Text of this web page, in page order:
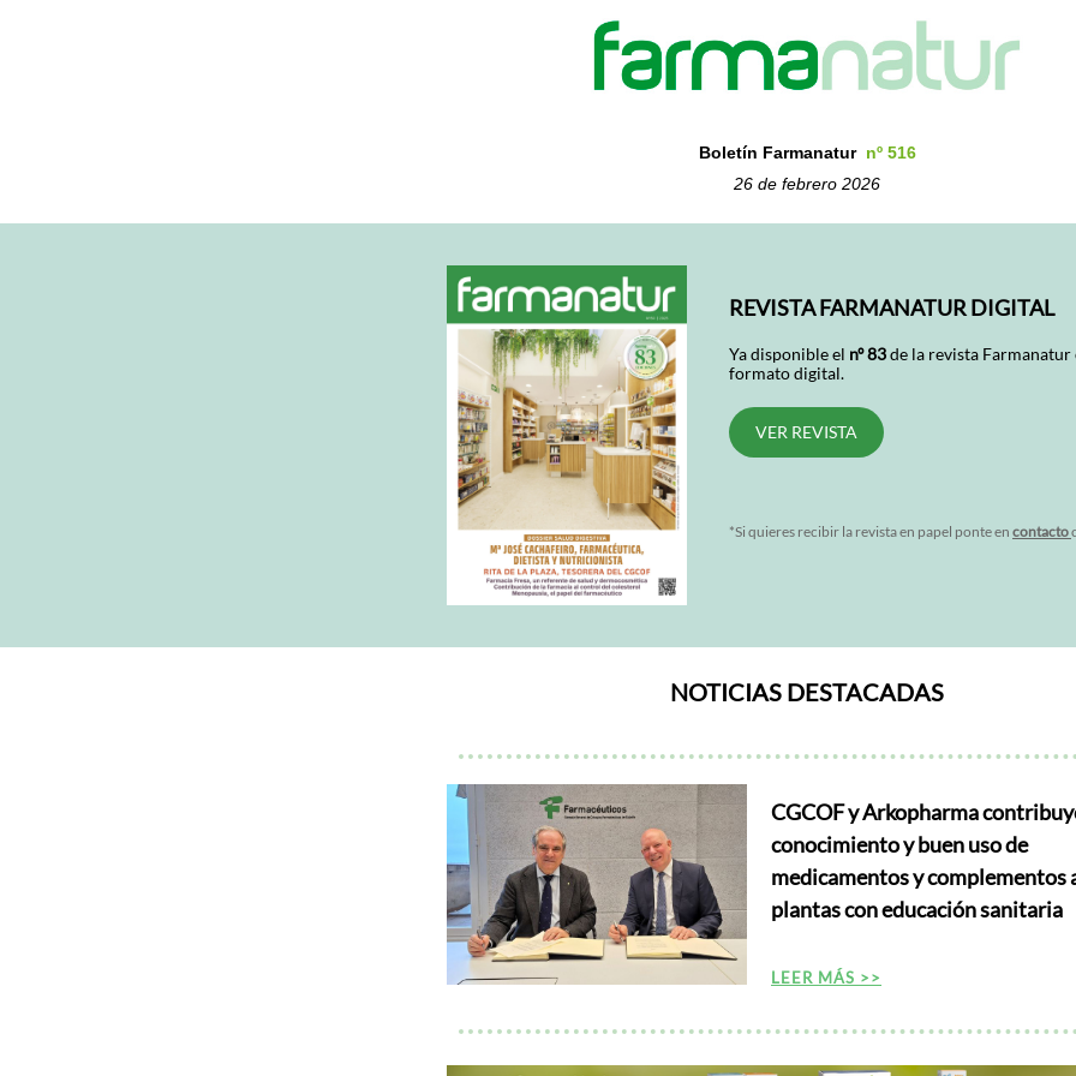
Boletín Farmanatur nº 516
26 de febrero 2026
REVISTA FARMANATUR DIGITAL
Ya disponible el nº 83de la revista Farmanatur
formato digital.
VER REVISTA
*Si quieres recibir la revista en papel ponte en contacto
NOTICIAS DESTACADAS
CGCOF y Arkopharma
conocimiento y buen uso de
medicamentos y complementos
plantas con educación sanitaria
LEER MÁS >>